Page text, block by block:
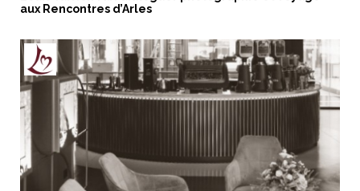
aux Rencontres d’Arles